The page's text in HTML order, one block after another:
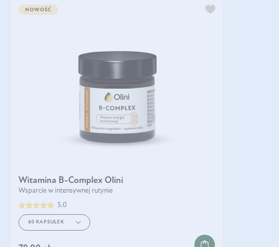
NOWOŚĆ
Witamina B-Complex Olini
Wsparcie w intensywnej rutynie
5.0
60 KAPSUŁEK